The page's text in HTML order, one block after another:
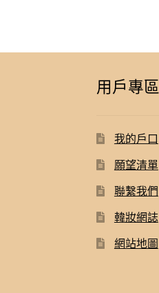
用戶專區
我的戶口
願望清單
聯繫我們
韓妝網誌
網站地圖